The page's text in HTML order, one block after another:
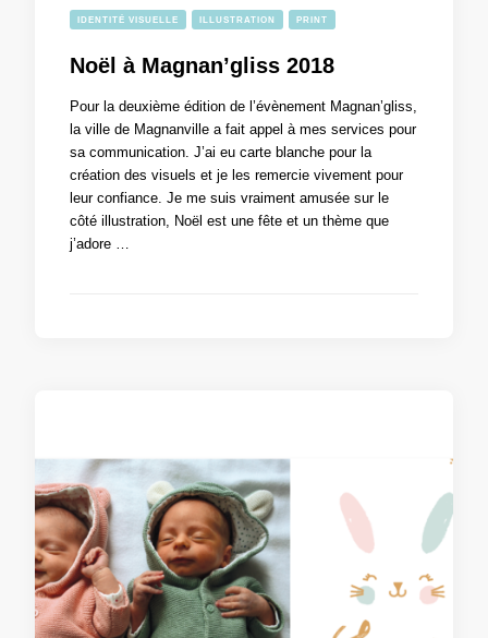
IDENTITÉ VISUELLE ILLUSTRATION PRINT
Noël à Magnan’gliss 2018
Pour la deuxième édition de l’évènement Magnan’gliss,
la ville de Magnanville a fait appel à mes services pour
sa communication. J’ai eu carte blanche pour la
création des visuels et je les remercie vivement pour
leur confiance. Je me suis vraiment amusée sur le
côté illustration, Noël est une fête et un thème que
j’adore …